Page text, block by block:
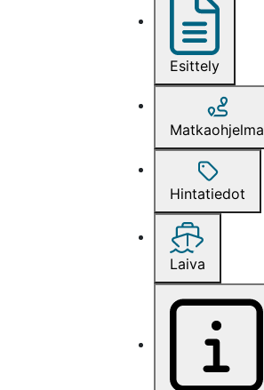
Esittely
Matkaohjelma
Hintatiedot
Laiva